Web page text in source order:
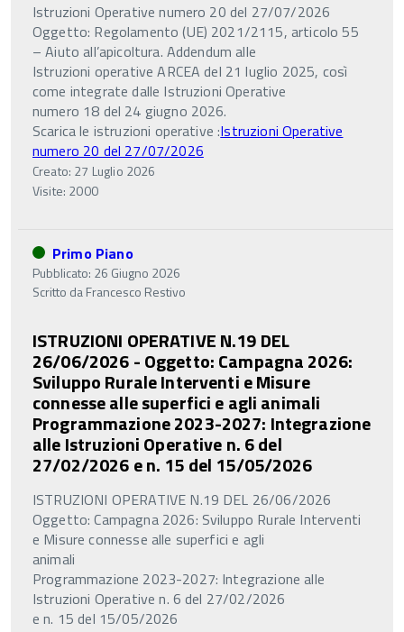
Istruzioni Operative numero 20 del 27/07/2026
Oggetto: Regolamento (UE) 2021/2115, articolo 55
– Aiuto all’apicoltura. Addendum alle
Istruzioni operative ARCEA del 21 luglio 2025, così
come integrate dalle Istruzioni Operative
numero 18 del 24 giugno 2026.
Scarica le istruzioni operative :Istruzioni Operative
numero 20 del 27/07/2026
Creato: 27 Luglio 2026
Visite: 2000
Primo Piano
Pubblicato: 26 Giugno 2026
Scritto daFrancesco Restivo
ISTRUZIONI OPERATIVE N.19 DEL
26/06/2026 - Oggetto: Campagna 2026:
Sviluppo Rurale Interventi e Misure
connesse alle superfici e agli animali
Programmazione 2023-2027: Integrazione
alle Istruzioni Operative n. 6 del
27/02/2026 e n. 15 del 15/05/2026
ISTRUZIONI OPERATIVE N.19 DEL 26/06/2026
Oggetto: Campagna 2026: Sviluppo Rurale Interventi
e Misure connesse alle superfici e agli
animali
Programmazione 2023-2027: Integrazione alle
Istruzioni Operative n. 6 del 27/02/2026
e n. 15 del 15/05/2026